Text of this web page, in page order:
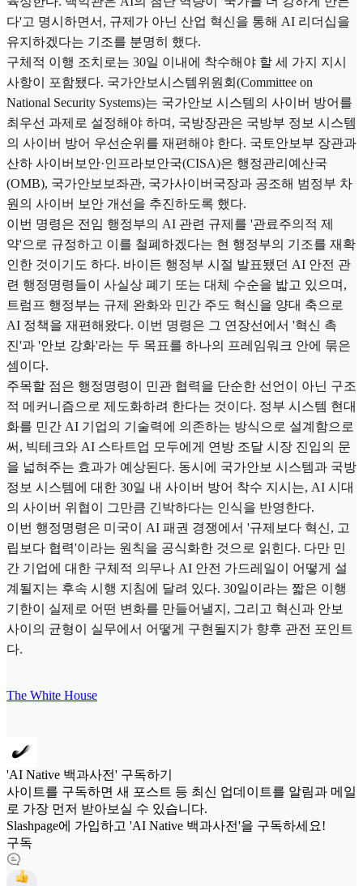
다'고 명시하면서, 규제가 아닌 산업 혁신을 통해 AI 리더십을
유지하겠다는 기조를 분명히 했다.
구체적 이행 조치로는 30일 이내에 착수해야 할 세 가지 지시
사항이 포함됐다. 국가안보시스템위원회(Committee on
National Security Systems)는 국가안보 시스템의 사이버 방어를
최우선 과제로 설정해야 하며, 국방장관은 국방부 정보 시스템
의 사이버 방어 우선순위를 재편해야 한다. 국토안보부 장관과
산하 사이버보안·인프라보안국(CISA)은 행정관리예산국
(OMB), 국가안보보좌관, 국가사이버국장과 공조해 범정부 차
원의 사이버 보안 개선을 추진하도록 했다.
이번 명령은 전임 행정부의 AI 관련 규제를 '관료주의적 제
약'으로 규정하고 이를 철폐하겠다는 현 행정부의 기조를 재확
인한 것이기도 하다. 바이든 행정부 시절 발표됐던 AI 안전 관
련 행정명령들이 사실상 폐기 또는 대체 수순을 밟고 있으며,
트럼프 행정부는 규제 완화와 민간 주도 혁신을 양대 축으로
AI 정책을 재편해왔다. 이번 명령은 그 연장선에서 '혁신 촉
진'과 '안보 강화'라는 두 목표를 하나의 프레임워크 안에 묶은
셈이다.
주목할 점은 행정명령이 민관 협력을 단순한 선언이 아닌 구조
적 메커니즘으로 제도화하려 한다는 것이다. 정부 시스템 현대
화를 민간 AI 기업의 기술력에 의존하는 방식으로 설계함으로
써, 빅테크와 AI 스타트업 모두에게 연방 조달 시장 진입의 문
을 넓혀주는 효과가 예상된다. 동시에 국가안보 시스템과 국방
정보 시스템에 대한 30일 내 사이버 방어 착수 지시는, AI 시대
의 사이버 위협이 그만큼 긴박하다는 인식을 반영한다.
이번 행정명령은 미국이 AI 패권 경쟁에서 '규제보다 혁신, 고
립보다 협력'이라는 원칙을 공식화한 것으로 읽힌다. 다만 민
간 기업에 대한 구체적 의무나 AI 안전 가드레일이 어떻게 설
계될지는 후속 시행 지침에 달려 있다. 30일이라는 짧은 이행
기한이 실제로 어떤 변화를 만들어낼지, 그리고 혁신과 안보
사이의 균형이 실무에서 어떻게 구현될지가 향후 관전 포인트
다.
The White House
'AI Native 백과사전' 구독하기
사이트를 구독하면 새 포스트 등 최신 업데이트를 알림과 메일
로 가장 먼저 받아보실 수 있습니다.
Slashpage에 가입하고 'AI Native 백과사전'을 구독하세요!
구독